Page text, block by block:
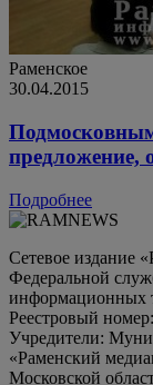
Раменское
30.04.2015
предложение,
Подробнее
Сетевое издание
Федеральной
информационных
Реестровый
Учредители:
«Раменский
Московской